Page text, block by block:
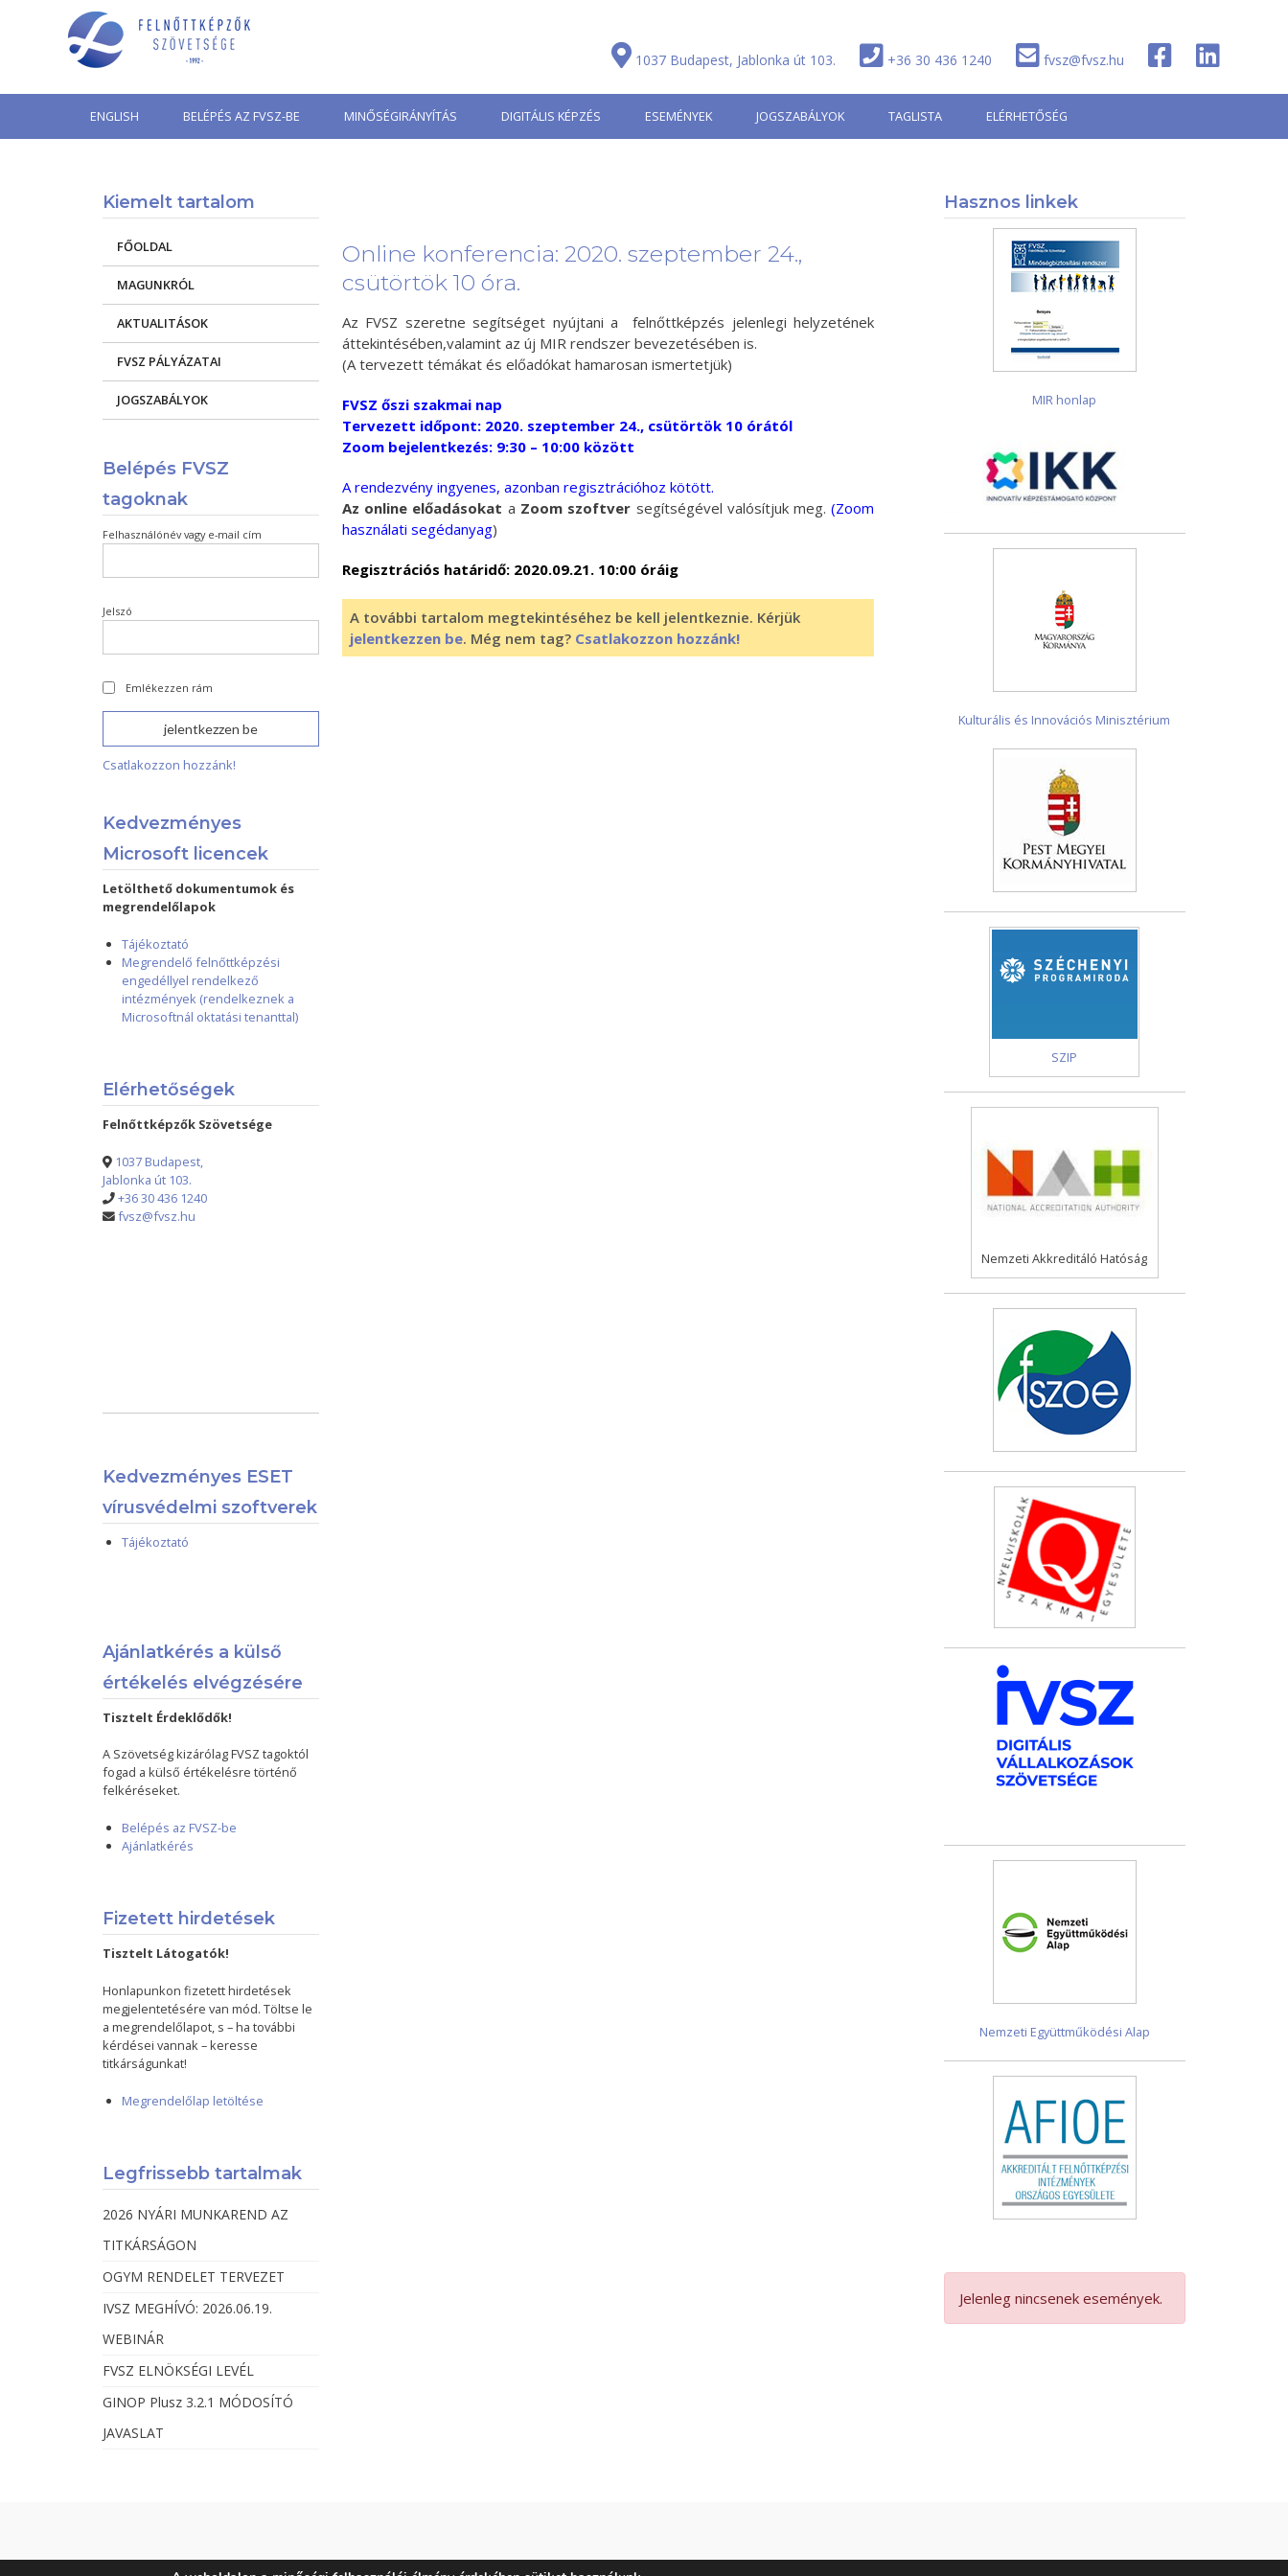
1037 Budapest, Jablonka út 103. +36 30 436 1240 fvsz@fvsz.hu
ENGLISH BELÉPÉS AZ FVSZ-BE MINŐSÉGIRÁNYÍTÁS DIGITÁLIS KÉPZÉS ESEMÉNYEK JOGSZABÁLYOK TAGLISTA ELÉRHETŐSÉG
Online konferencia: 2020. szeptember 24.,
csütörtök 10 óra.
Az FVSZ szeretne segítséget nyújtani a felnőttképzés jelenlegi helyzetének
áttekintésében,valamint az új MIR rendszer bevezetésében is.
(A tervezett témákat és előadókat hamarosan ismertetjük)
FVSZ őszi szakmai nap
Tervezett időpont: 2020. szeptember 24., csütörtök 10 órától
Zoom bejelentkezés: 9:30 – 10:00 között
A rendezvény ingyenes, azonban regisztrációhoz kötött.
Az online előadásokat a Zoom szoftver segítségével valósítjuk meg.(Zoom
használati segédanyag)
Regisztrációs határidő: 2020.09.21. 10:00 óráig
A további tartalom megtekintéséhez be kell jelentkeznie. Kérjük
jelentkezzen be. Még nem tag? Csatlakozzon hozzánk!
Kiemelt tartalom
FŐOLDAL
MAGUNKRÓL
AKTUALITÁSOK
FVSZ PÁLYÁZATAI
JOGSZABÁLYOK
Belépés FVSZ
tagoknak
Felhasználónév vagy e-mail cím
Jelszó
Emlékezzen rám
Csatlakozzon hozzánk!
Kedvezményes
Microsoft licencek
Letölthető dokumentumok és
megrendelőlapok
Tájékoztató
Megrendelő felnőttképzési
engedéllyel rendelkező
intézmények (rendelkeznek a
Microsoftnál oktatási tenanttal)
Elérhetőségek
Felnőttképzők Szövetsége
1037 Budapest,
Jablonka út 103.
+36 30 436 1240
fvsz@fvsz.hu
Kedvezményes ESET
vírusvédelmi szoftverek
Tájékoztató
Ajánlatkérés a külső
értékelés elvégzésére
Tisztelt Érdeklődők!
A Szövetség kizárólag FVSZ tagoktól
fogad a külső értékelésre történő
felkéréseket.
Belépés az FVSZ-be
Ajánlatkérés
Fizetett hirdetések
Tisztelt Látogatók!
Honlapunkon fizetett hirdetések
megjelentetésére van mód. Töltse le
a megrendelőlapot, s – ha további
kérdései vannak – keresse
titkárságunkat!
Megrendelőlap letöltése
Legfrissebb tartalmak
2026 NYÁRI MUNKAREND AZ
TITKÁRSÁGON
OGYM RENDELET TERVEZET
IVSZ MEGHÍVÓ: 2026.06.19.
WEBINÁR
FVSZ ELNÖKSÉGI LEVÉL
GINOP Plusz 3.2.1 MÓDOSÍTÓ
JAVASLAT
Hasznos linkek
MIR honlap
Kulturális és Innovációs Minisztérium
SZIP
Nemzeti Akkreditáló Hatóság
Nemzeti Együttműködési Alap
Jelenleg nincsenek események.